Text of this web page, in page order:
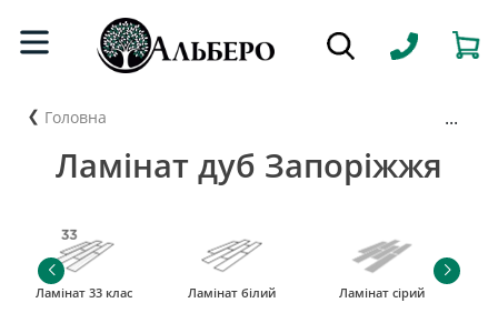
Головна ...
Ламінат дуб Запоріжжя
Ламінат 33 клас Ламінат білий Ламінат сірий